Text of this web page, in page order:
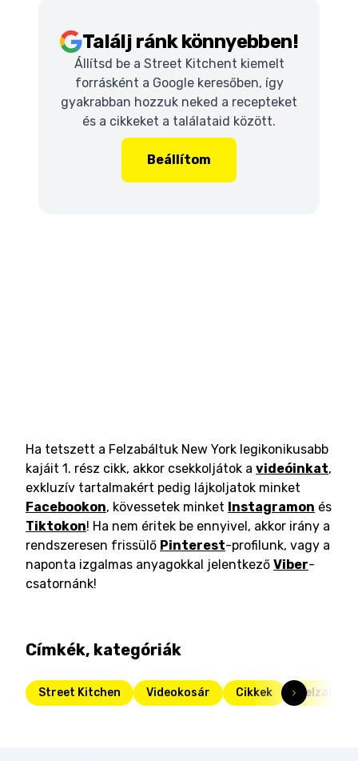
Találj ránk könnyebben!
Állítsd be a Street Kitchent kiemelt
forrásként a Google keresőben, így
gyakrabban hozzuk neked a recepteket
és a cikkeket a találataid között.
Beállítom
Ha tetszett a Felzabáltuk New York legikonikusabb
kajáit 1. rész cikk, akkor csekkoljátok a videóinkat,
exkluzív tartalmakért pedig lájkoljatok minket
Facebookon, kövessetek minket Instagramon és
Tiktokon! Ha nem éritek be ennyivel, akkor irány a
rendszeresen frissülő Pinterest-profilunk, vagy a
naponta izgalmas anyagokkal jelentkező Viber-
csatornánk!
Címkék, kategóriák
Street Kitchen Videokosár Cikkek